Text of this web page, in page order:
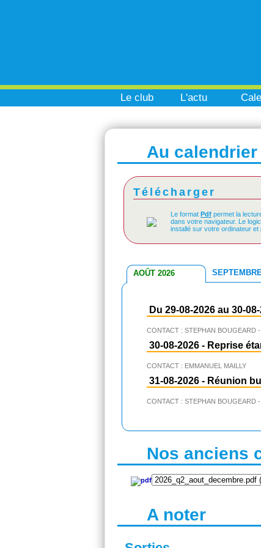
Le club L'actu
Au calendrier
Télécharger
Le format Pdf permet la
dans votre navigateur. Le
installé sur votre ordinateur et
AOÛT 2026
Du 29-08-2026 au 30-
CONTACT : STEPHAN BOUGEARD
30-08-2026 - Reprise
CONTACT : EMMANUEL MAILLY
31-08-2026 - Réunion
CONTACT : STEPHAN BOUGEARD
Nos anciens
A noter